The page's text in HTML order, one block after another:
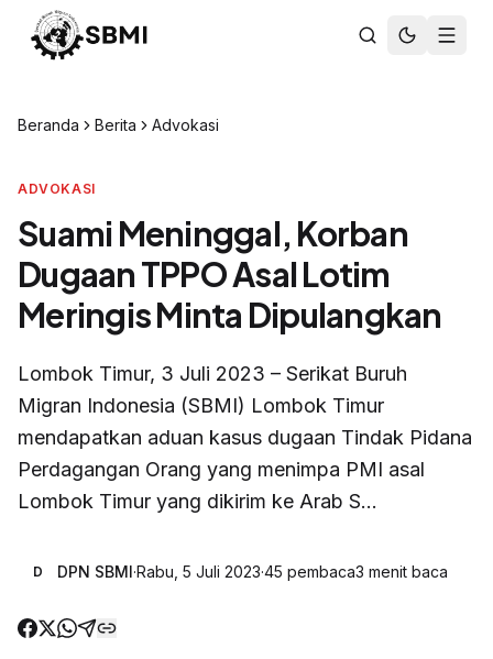
Beranda Berita Advokasi
ADVOKASI
Suami Meninggal, Korban
Dugaan TPPO Asal Lotim
Meringis Minta Dipulangkan
Lombok Timur, 3 Juli 2023 – Serikat Buruh
Migran Indonesia (SBMI) Lombok Timur
mendapatkan aduan kasus dugaan Tindak Pidana
Perdagangan Orang yang menimpa PMI asal
Lombok Timur yang dikirim ke Arab S...
D DPN SBMI·Rabu, 5 Juli 2023·45 pembaca3 menit baca